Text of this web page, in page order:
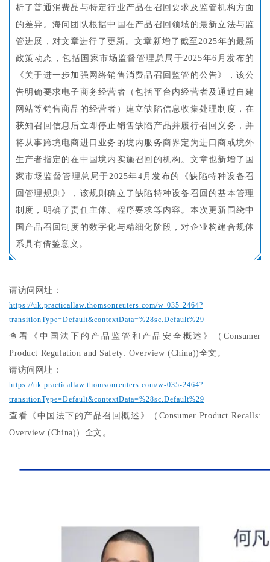
析了普通消费品与特定行业产品在召回要求及监管机构方面
的差异。海问团队根据中国在产品召回领域的最新立法与监
管进展，对文章进行了更新。文章新增了截至2025年的最新
政策动态，包括国家市场监督管理总局于2025年6月发布的
《关于进一步加强网络销售消费品召回监管的公告》，该公
告明确要求电子商务经营者（包括平台内经营者及通过自建
网站等销售商品的经营者）建立缺陷信息收集处理制度，在
获知召回信息后立即停止销售缺陷产品并履行召回义务，并
将从事跨境电商进口业务的境内服务商界定为进口商或境外
生产者指定的在中国境内实施召回的机构。文章也新增了国
家市场监督管理总局于2025年4月发布的《缺陷特种设备召
回管理规则》，该规则确立了缺陷特种设备召回的基本管理
制度，明确了责任主体、程序要求等内容。本次更新围绕中
国产品召回制度的数字化与精细化阶段，对企业构建合规体
系具有借鉴意义。
请访问网址：
https://uk.practicallaw.thomsonreuters.com/w-035-2464?
transitionType=Default&contextData=%28sc.Default%29
查看
《中国法下的产品监管和产品安全概述》（Consumer
Product Regulation and Safety: Overview (China))全文。
请访问网址：
https://uk.practicallaw.thomsonreuters.com/w-035-2464?
transitionType=Default&contextData=%28sc.Default%29
查看《中国法下的产品召回概述》（Consumer Product Recalls:
Overview (China)）全文。